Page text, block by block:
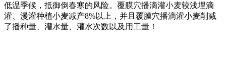
低温季候，抵御倒春寒的风险。覆膜穴播滴灌小麦较浅埋滴
灌、漫灌种植小麦减产8%以上，并且覆膜穴播滴灌小麦削减
了播种量、灌水量、灌水次数以及用工量！